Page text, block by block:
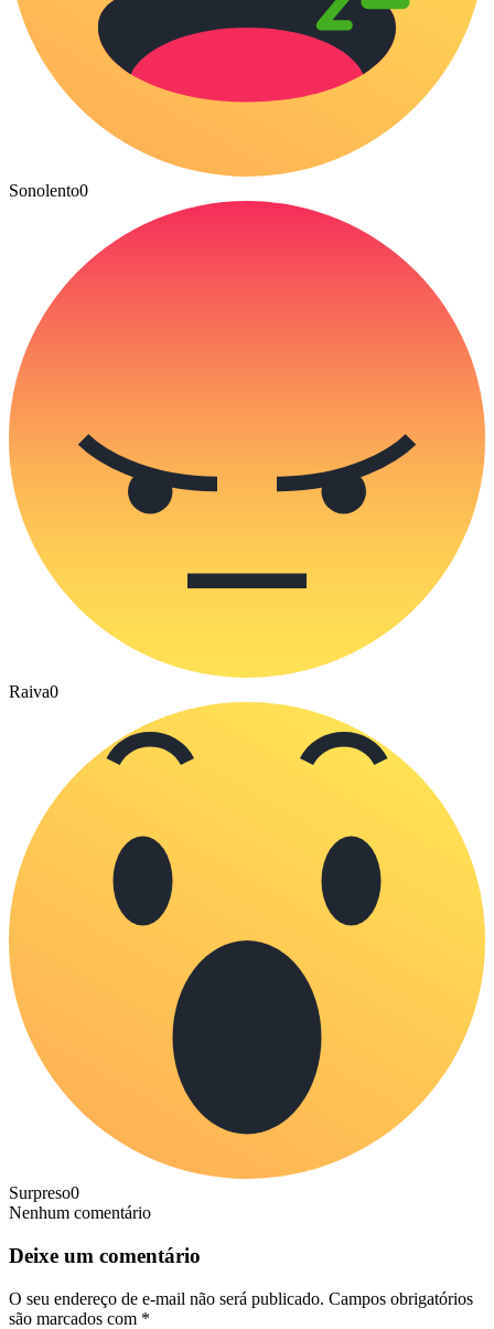
Sonolento0
Raiva0
Surpreso0
Nenhum comentário
Deixe um comentário
O seu endereço de e-mail não será publicado. Campos obrigatórios
são marcados com *